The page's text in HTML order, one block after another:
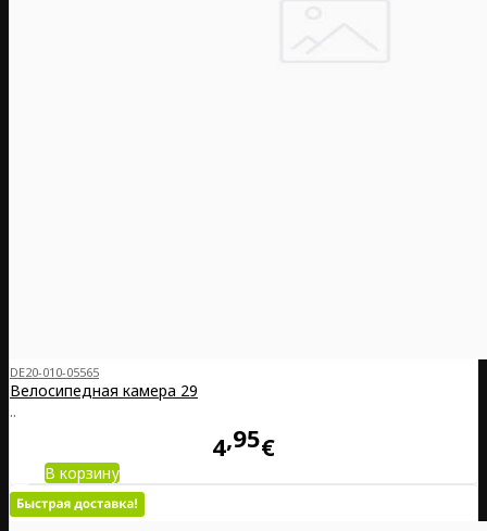
DE20-010-05565
Велосипедная камера 29
..
4 95€
В корзину